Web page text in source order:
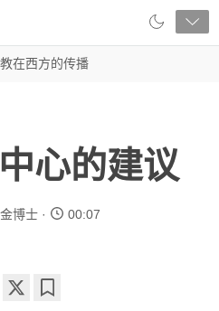
在西方的传播
心的建议
博士 00:07